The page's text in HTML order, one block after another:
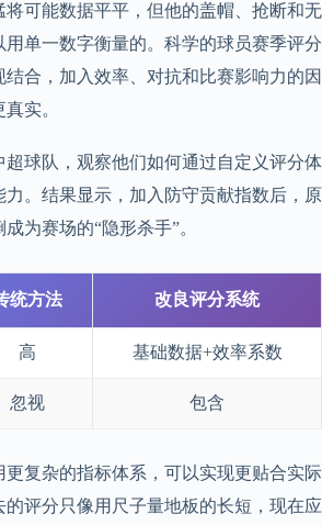
可能数据平平，但他的盖帽、抢断和无
单一数字衡量的。科学的球员赛季评分
合，加入效率、对抗和比赛影响力的因
实。
球队，观察他们如何通过自定义评分体
力。结果显示，加入防守贡献指数后，原
为赛场的“隐形杀手”。
统方法 改良评分系统
高 基础数据+效率系数
忽视 包含
更复杂的指标体系，可以实现更贴合实际
评分只像用尺子量地板的长短，现在应